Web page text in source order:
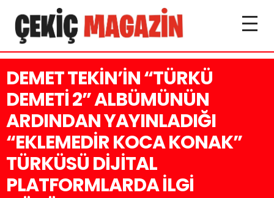
DEMET TEKİN’İN “TÜRKÜ
DEMETİ 2” ALBÜMÜNÜN
ARDINDAN YAYINLADIĞI
“EKLEMEDİR KOCA KONAK”
TÜRKÜSÜ DİJİTAL
PLATFORMLARDA İLGİ